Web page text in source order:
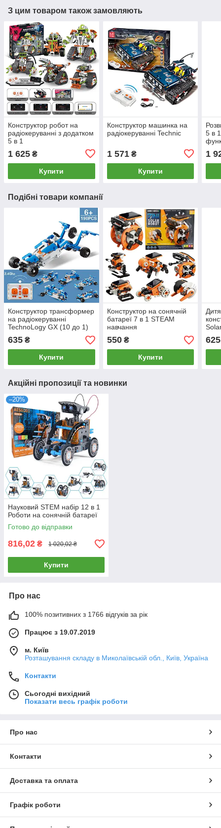
З цим товаром також замовляють
Конструктор робот на
радіокеруванні з додатком
5 в 1
1 625 ₴
Купити
Конструктор машинка на
радіокеруванні Technic
1 571₴
Купити
5 в
1
Подібні товари компанії
Конструктор трансформер
на радіокеруванні
TechnoLogy GX (10 до 1)
635 ₴
Купити
Конструктор на сонячній
батареї 7 в 1 STEAM
навчання
550₴
Купити
625
Акційні пропозиції та новинки
–20%
Науковий STEM набір 12 в 1
Роботи на сонячній батареї
Готово до відправки
816,02 ₴ 1 020,02 ₴
Купити
Про нас
100% позитивних з 1766 відгуків за рік
Працює з 19.07.2019
м. Київ
Розташування складу в Миколаївській обл., Київ, Україна
Контакти
Сьогодні вихідний
Показати весь графік роботи
Про нас
Контакти
Доставка та оплата
Графік роботи